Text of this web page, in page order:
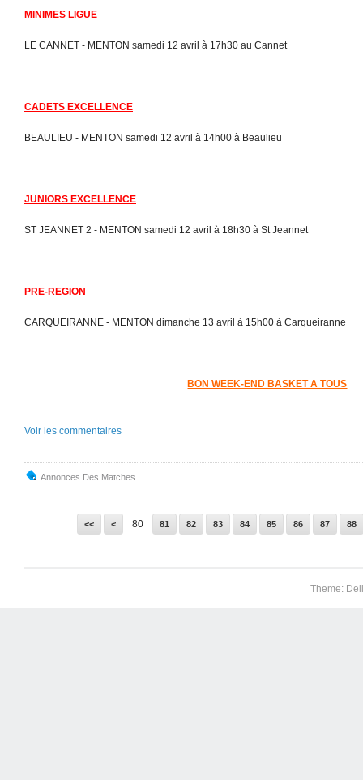
MINIMES LIGUE
LE CANNET - MENTON samedi 12 avril à 17h30 au Cannet
CADETS EXCELLENCE
BEAULIEU - MENTON samedi 12 avril à 14h00 à Beaulieu
JUNIORS EXCELLENCE
ST JEANNET 2 - MENTON samedi 12 avril à 18h30 à St Jeannet
PRE-REGION
CARQUEIRANNE - MENTON dimanche 13 avril à 15h00 à Carqueiranne
BON WEEK-END BASKET A TOUS
Voir les commentaires
Annonces Des Matches
<< < 10
20
30
40
50
60
70
80 81 82 83 84 85 86 87 88
Theme: